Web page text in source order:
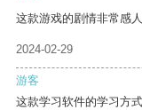
这款游戏的剧情非常感
2024-02-29
游客
这款学习软件的学习方